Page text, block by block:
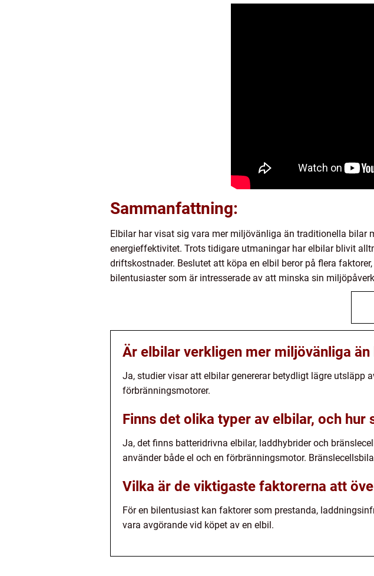
Sammanfattning:
Elbilar har visat sig vara mer miljövänliga än traditionella bilar
energieffektivitet. Trots tidigare utmaningar har elbilar blivit
driftskostnader. Beslutet att köpa en elbil beror på flera
bilentusiaster som är intresserade av att minska sin
Är elbilar verkligen mer miljövänliga
Ja, studier visar att elbilar genererar betydligt lägre utsläpp
förbränningsmotorer.
Finns det olika typer av elbilar, och hur
Ja, det finns batteridrivna elbilar, laddhybrider och
använder både el och en förbränningsmotor.
Vilka är de viktigaste faktorerna att
För en bilentusiast kan faktorer som prestanda,
vara avgörande vid köpet av en elbil.